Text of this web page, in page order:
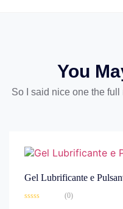
You
So I said nice one the
Gel Lubrificante e
(0)